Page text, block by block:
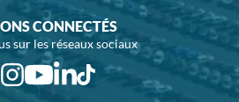
CONNECTÉS
sur les réseaux sociaux